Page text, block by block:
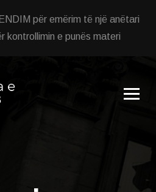
për emërim të një anëtari
kontrollimin e punës materi